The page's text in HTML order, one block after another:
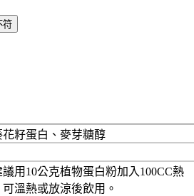
符
籽蛋白、麥芽糖醇
用10公克植物蛋白粉加入100CC熱
溫熱或放涼後飲用。